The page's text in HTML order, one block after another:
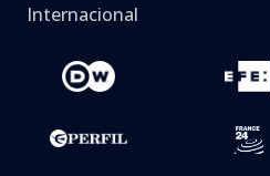
Internacional